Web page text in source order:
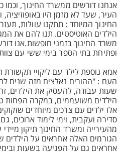
אנחנו דורשים ממשרד החינוך,
העיר, שעד לא מזמן היו באופוזיציה,
החינוך המיוחד : תתקנו עוולות,
הילדים האוטיסטים. תנו להם את
ופתיחת בתי הספר בימי ששי עם
אמא נוספת לילד עם ליקויי
העם : "ההורים נאלצים מזה שנים
שעות עבודה, להעסיק את הילדים,
הילדים משועממים, במקרה הפחות
אלו ילדים עם צרכים מיוחדים
סדירה ועקבית, וימי לימוד ארוכים,
מהעירייה ומשרד החינוך תיקון
הגורמים האלה אחראים על הילדים
אחראים גם על הפגיעה בשעות